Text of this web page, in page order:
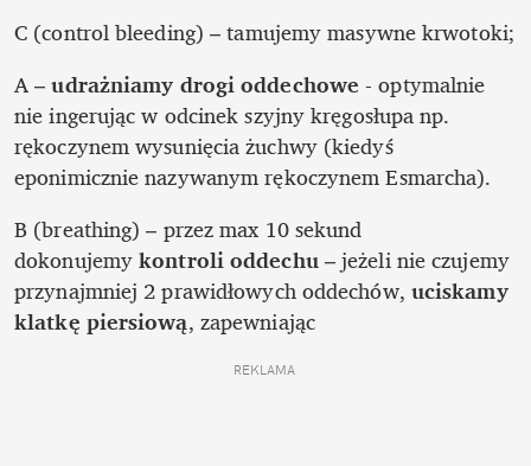
A – udrażniamy drogi oddechowe - optymalnie
nie ingerując w odcinek szyjny kręgosłupa np.
rękoczynem wysunięcia żuchwy (kiedyś
eponimicznie nazywanym rękoczynem Esmarcha).
B (breathing) – przez max 10 sekund
dokonujemy kontroli oddechu – jeżeli nie czujemy
przynajmniej 2 prawidłowych oddechów, uciskamy
klatkę piersiową, zapewniając
REKLAMA